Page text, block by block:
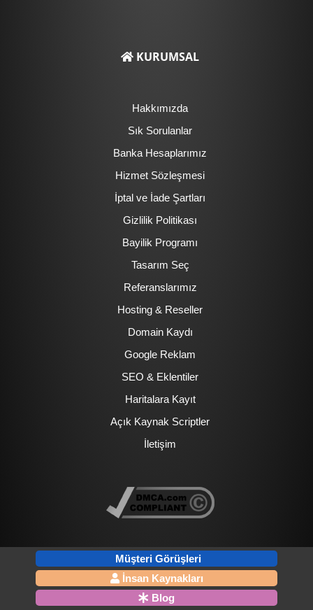
KURUMSAL
Hakkımızda
Sık Sorulanlar
Banka Hesaplarımız
Hizmet Sözleşmesi
İptal ve İade Şartları
Gizlilik Politikası
Bayilik Programı
Tasarım Seç
Referanslarımız
Hosting & Reseller
Domain Kaydı
Google Reklam
SEO & Eklentiler
Haritalara Kayıt
Açık Kaynak Scriptler
İletişim
Müşteri Görüşleri
İnsan Kaynakları
Blog